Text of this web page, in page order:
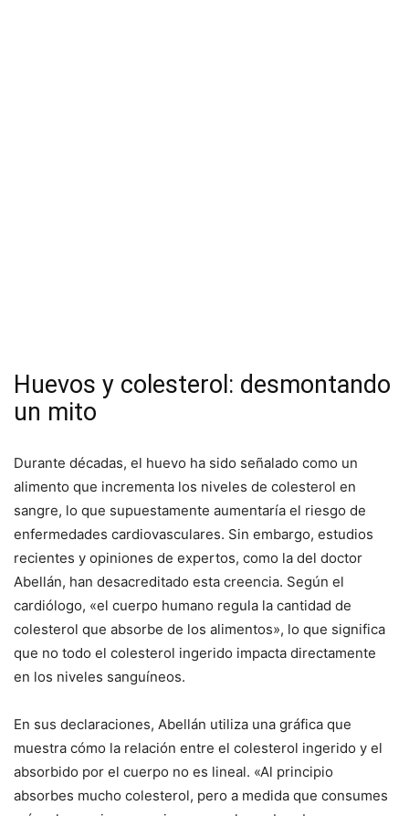
Huevos y colesterol: desmontando
un mito
Durante décadas, el huevo ha sido señalado como un
alimento que incrementa los niveles de colesterol en
sangre, lo que supuestamente aumentaría el riesgo de
enfermedades cardiovasculares. Sin embargo, estudios
recientes y opiniones de expertos, como la del doctor
Abellán, han desacreditado esta creencia. Según el
cardiólogo, «el cuerpo humano regula la cantidad de
colesterol que absorbe de los alimentos», lo que significa
que no todo el colesterol ingerido impacta directamente
en los niveles sanguíneos.
En sus declaraciones, Abellán utiliza una gráfica que
muestra cómo la relación entre el colesterol ingerido y el
absorbido por el cuerpo no es lineal. «Al principio
absorbes mucho colesterol, pero a medida que consumes